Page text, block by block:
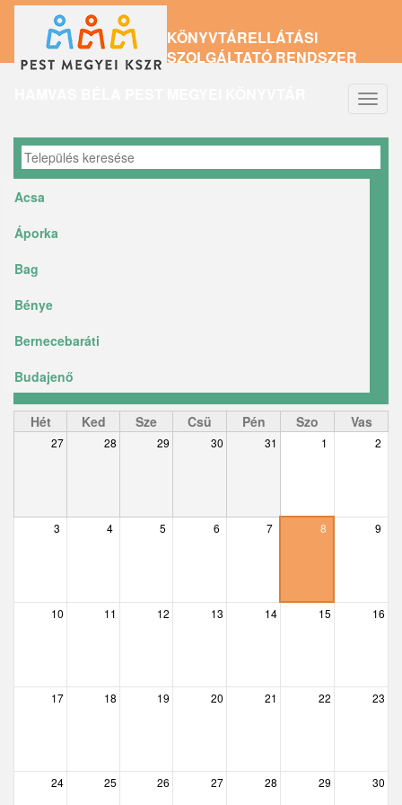
tartalomra
KÖNYVTÁRELLÁTÁSI
SZOLGÁLTATÓ RENDSZER
Acsa
Áporka
Bag
Bénye
Bernecebaráti
Budajenő
Ceglédbercel
Csemő
Csobánka
Délegyháza
Dunabogdány
Hét Ked Sze Csü Pén Szo Vas
27 28 29 30 31 1 2
3 4 5 6 7 8 9
10 11 12 13 14 15 16
17 18 19 20 21 22 23
24 25 26 27 28 29 30